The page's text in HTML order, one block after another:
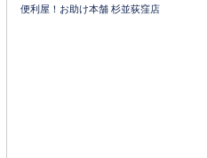
便利屋！お助け本舗 杉並荻窪店